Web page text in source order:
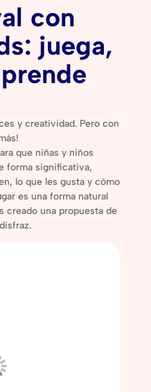
con
juega,
y creatividad. Pero con
que niñas y niños
forma significativa,
lo que les gusta y cómo
gar es una forma natural
creado una propuesta de